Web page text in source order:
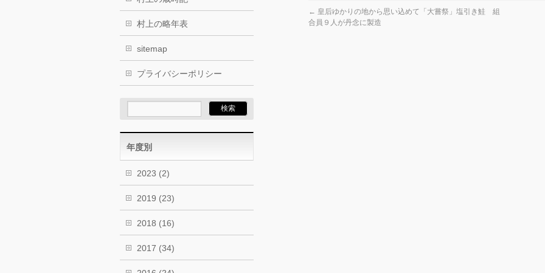
← 皇后ゆかりの地から思い込めて「大嘗祭」塩引き鮭 組
合員９人が丹念に製造
村上の略年表
sitemap
プライバシーポリシー
年度別
2023 (2)
2019 (23)
2018 (16)
2017 (34)